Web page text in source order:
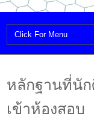
หลักฐานที่นัก
เข้าห้องสอบ